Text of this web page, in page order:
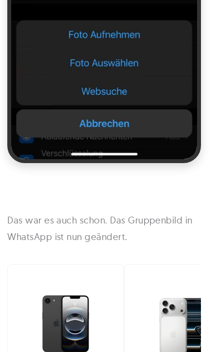
Das war es auch schon. Das Gruppenbild in
WhatsApp ist nun geändert.